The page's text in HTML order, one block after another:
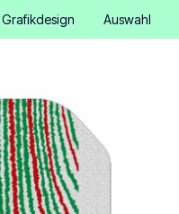
Grafikdesign Auswahl